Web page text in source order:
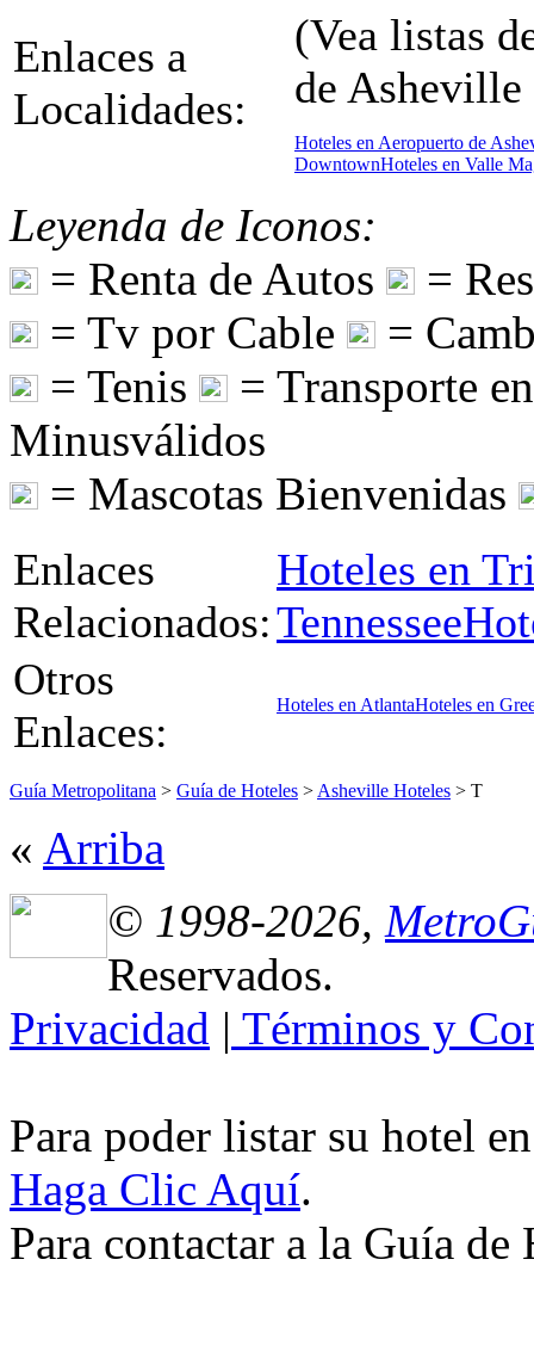
Enlaces a
Localidades:
(Vea listas
de Asheville
Hoteles en Aeropuerto de
DowntownHoteles en Valle
Leyenda de Iconos:
= Renta de Autos
=
= Tv por Cable
=
= Tenis
= Transporte
Minusválidos
= Mascotas Bienvenidas
Enlaces
Relacionados:
Hoteles en
Tennessee
Otros
Enlaces:
Hoteles en AtlantaHoteles en
Guía Metropolitana > Guía de Hoteles > Asheville Hoteles > T
« Arriba
© 1998-2026,
Reservados.
Privacidad | Términos y
Para poder listar su hotel
Haga Clic Aquí.
Para contactar a la Guía